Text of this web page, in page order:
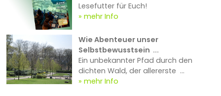
Lesefutter für Euch!
mehr Info
Wie Abenteuer unser
Selbstbewusstsein ...
Ein unbekannter Pfad durch den
dichten Wald, der allererste ...
mehr Info